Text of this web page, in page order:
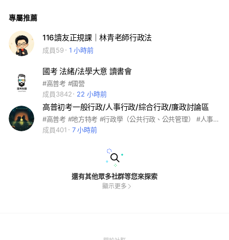
政法規 （4） 公務員法 （5） 中華民國憲法 （6） 地方立法權
專屬推薦
116讀友正規課｜林青老師行政法
成員59 1 小時前
國考 法緒/法學大意 讀書會
#高普考 #國營
成員3842
22 小時前
高普初考一般行政/人事行政/綜合行政/廉政討論區
#高普考 #地方特考 #行政學（公共行政、公共管理） #人事行政（現行考銓、各國人事） #法律廉政 #法制
成員401
7 小時前
還有其他眾多社群等您來探索
顯示更多